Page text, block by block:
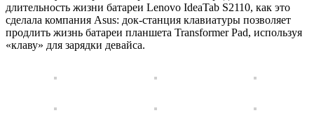
длительность жизни батареи Lenovo IdeaTab S2110, как это
сделала компания Asus: док-станция клавиатуры позволяет
продлить жизнь батареи планшета Transformer Pad, используя
«клаву» для зарядки девайса.